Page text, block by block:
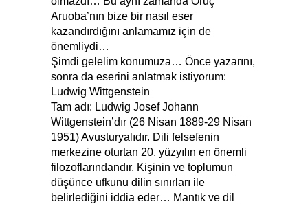
Aruoba’nın bize bir nasıl eser
kazandırdığını anlamamız için de
önemliydi…
Şimdi gelelim konumuza… Önce yazarını,
sonra da eserini anlatmak istiyorum:
Ludwig Wittgenstein
Tam adı: Ludwig Josef Johann
Wittgenstein’dır (26 Nisan 1889-29 Nisan
1951) Avusturyalıdır. Dili felsefenin
merkezine oturtan 20. yüzyılın en önemli
filozoflarındandır. Kişinin ve toplumun
düşünce ufkunu dilin sınırları ile
belirlediğini iddia eder… Mantık ve dil